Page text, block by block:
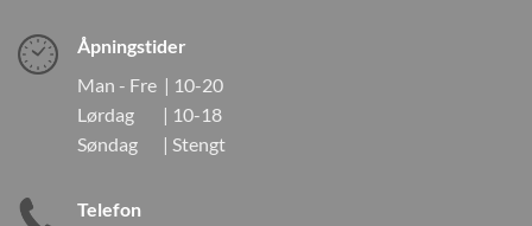
Åpningstider
Man - Fre | 10-20
Lørdag | 10-18
Søndag | Stengt
Telefon